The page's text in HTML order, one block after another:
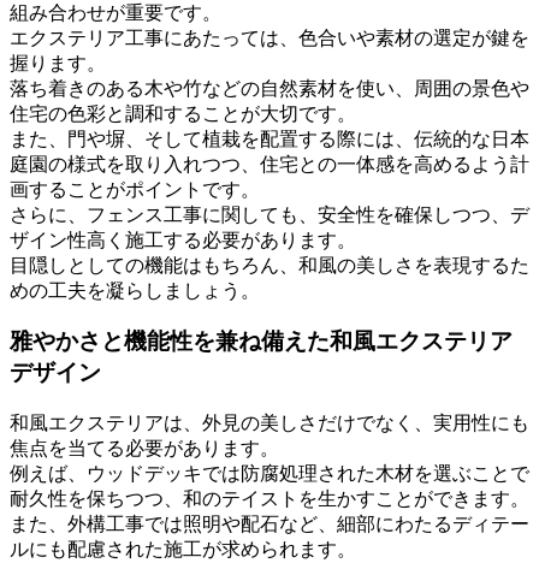
組み合わせが重要です。
エクステリア工事にあたっては、色合いや素材の選定が鍵を
握ります。
落ち着きのある木や竹などの自然素材を使い、周囲の景色や
住宅の色彩と調和することが大切です。
また、門や塀、そして植栽を配置する際には、伝統的な日本
庭園の様式を取り入れつつ、住宅との一体感を高めるよう計
画することがポイントです。
さらに、フェンス工事に関しても、安全性を確保しつつ、デ
ザイン性高く施工する必要があります。
目隠しとしての機能はもちろん、和風の美しさを表現するた
めの工夫を凝らしましょう。
雅やかさと機能性を兼ね備えた和風エクステリア
デザイン
和風エクステリアは、外見の美しさだけでなく、実用性にも
焦点を当てる必要があります。
例えば、ウッドデッキでは防腐処理された木材を選ぶことで
耐久性を保ちつつ、和のテイストを生かすことができます。
また、外構工事では照明や配石など、細部にわたるディテー
ルにも配慮された施工が求められます。